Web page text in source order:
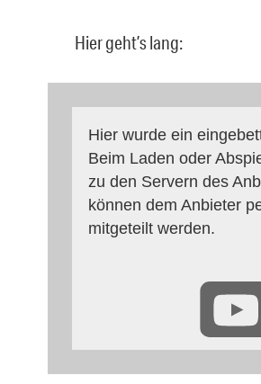
Hier geht’s lang:
Hier wurde ein
Beim Laden oder
zu den Servern des
können dem Anbieter
mitgeteilt werden.